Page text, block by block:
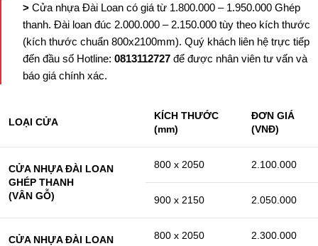
> Cửa nhựa Đài Loan có giá từ 1.800.000 – 1.950.000 Ghép
thanh. Đài loan đúc 2.000.000 – 2.150.000 tùy theo kích thước
(kích thước chuẩn 800x2100mm). Quý khách liên hệ trực tiếp
đến đầu số Hotline: 0813112727 để được nhân viên tư vấn và
báo giá chính xác.
LOẠI CỬA
KÍCH THƯỚC
(mm)
ĐƠN GIÁ
(VNĐ)
CỬA NHỰA ĐÀI LOAN
GHÉP THANH
(VÂN GỖ)
800 x 2050 2.100.000
900 x 2150 2.050.000
CỬA NHỰA ĐÀI LOAN
800 x 2050 2.300.000